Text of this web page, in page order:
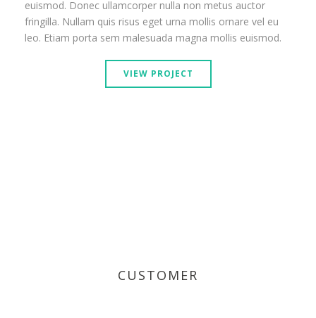
euismod. Donec ullamcorper nulla non metus auctor
fringilla. Nullam quis risus eget urna mollis ornare vel eu
leo. Etiam porta sem malesuada magna mollis euismod.
VIEW PROJECT
CUSTOMER